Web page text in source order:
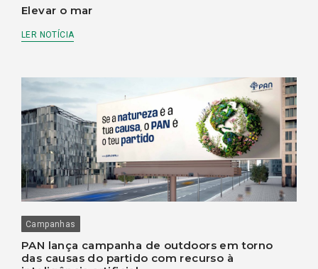
Elevar o mar
LER NOTÍCIA
Campanhas
PAN lança campanha de outdoors em torno
das causas do partido com recurso à